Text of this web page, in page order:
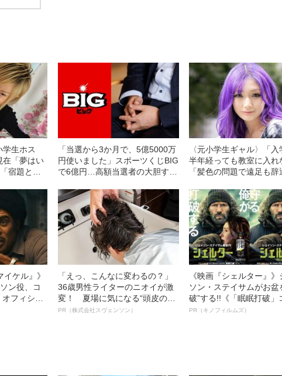
学生ホス
在「夢はい
宿題とは
「当選から3か月で、5億5000万
円使いました」スポーツくじBIG
で6億円…高額当選者の大胆すぎ
〈元小学生ギャル〉「入
半年経っても教室に入れ
「髪色の問題で遠足も辞
学校側の対応に思うこと
イケル』》
ン役、コ
フィシャ
魅了した
「えっ、こんなに変わるの？」
36歳男性ライターのニオイが激
変！ 夏場に気になる“頭皮のニ
オイ”や“ベタつき”を解消す
PR（株式会社スヴェンソン）
《映画『シェルター』》
ソン・ステイサムがお盆
破”する!!《「眠眠打破」
ボ》
PR（キノフィルムズ）